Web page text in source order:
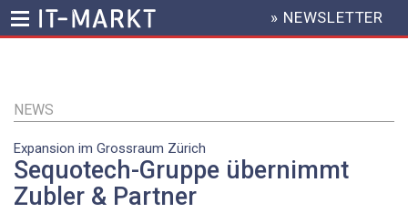
Inhalt
HEADER
MENU
» NEWSLETTER
NEWS
Expansion im Grossraum Zürich
Sequotech-Gruppe übernimmt
Zubler & Partner